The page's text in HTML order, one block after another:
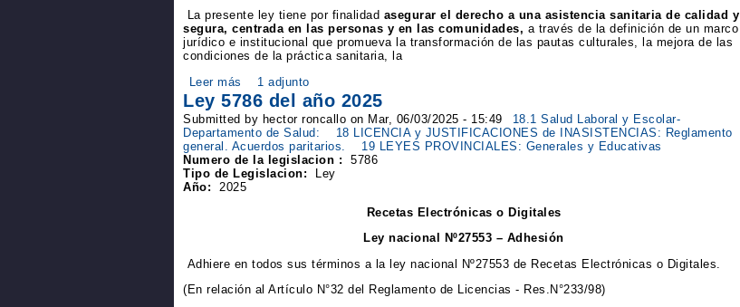
La presente ley tiene por finalidad asegurar el derecho a una asistencia sanitaria de calidad y
segura, centrada en las personas y en las comunidades, a través de la definición de un marco
jurídico e institucional que promueva la transformación de las pautas culturales, la mejora de las
condiciones de la práctica sanitaria, la
Leer más
1 adjunto
Ley 5786 del año 2025
Submitted by hector roncallo on Mar, 06/03/2025 - 15:49
18.1 Salud Laboral y Escolar-
Departamento de Salud:
18 LICENCIA y JUSTIFICACIONES de INASISTENCIAS: Reglamento
general. Acuerdos paritarios.
19 LEYES PROVINCIALES: Generales y Educativas
Numero de la legislacion :
5786
Tipo de Legislacion:
Ley
Año:
2025
Recetas Electrónicas o Digitales
Ley nacional Nº27553 – Adhesión
Adhiere en todos sus términos a la ley nacional Nº27553 de Recetas Electrónicas o Digitales.
(En relación al Artículo N°32 del Reglamento de Licencias - Res.N°233/98)